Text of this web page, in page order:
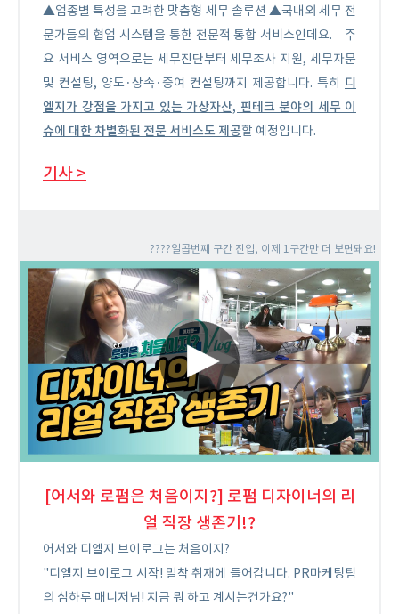
▲업종별 특성을 고려한 맞춤형 세무 솔루션 ▲국내외 세무 전
문가들의 협업 시스템을 통한 전문적 통합 서비스인데요.
주
요 서비스 영역으로는 세무진단부터 세무조사 지원, 세무자문
및 컨설팅, 양도·상속·증여 컨설팅까지 제공합니다. 특히 디
엘지가 강점을 가지고 있는 가상자산, 핀테크 분야의 세무 이
슈에 대한 차별화된 전문 서비스도 제공할 예정입니다.
기사 >
????일곱번째 구간 진입, 이제 1구간만 더 보면돼요!
[어서와 로펌은 처음이지?] 로펌 디자이너의 리
얼 직장 생존기!?
어서와 디엘지 브이로그는 처음이지?
"디엘지 브이로그 시작! 밀착 취재에 들어갑니다. PR마케팅팀
의 심하루 매니저님! 지금 뭐 하고 계시는건가요?"